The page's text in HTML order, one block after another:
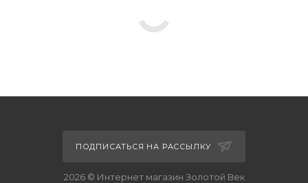
ПОДПИСАТЬСЯ НА РАССЫЛКУ
2026 © Интернет магазин Золотой Век